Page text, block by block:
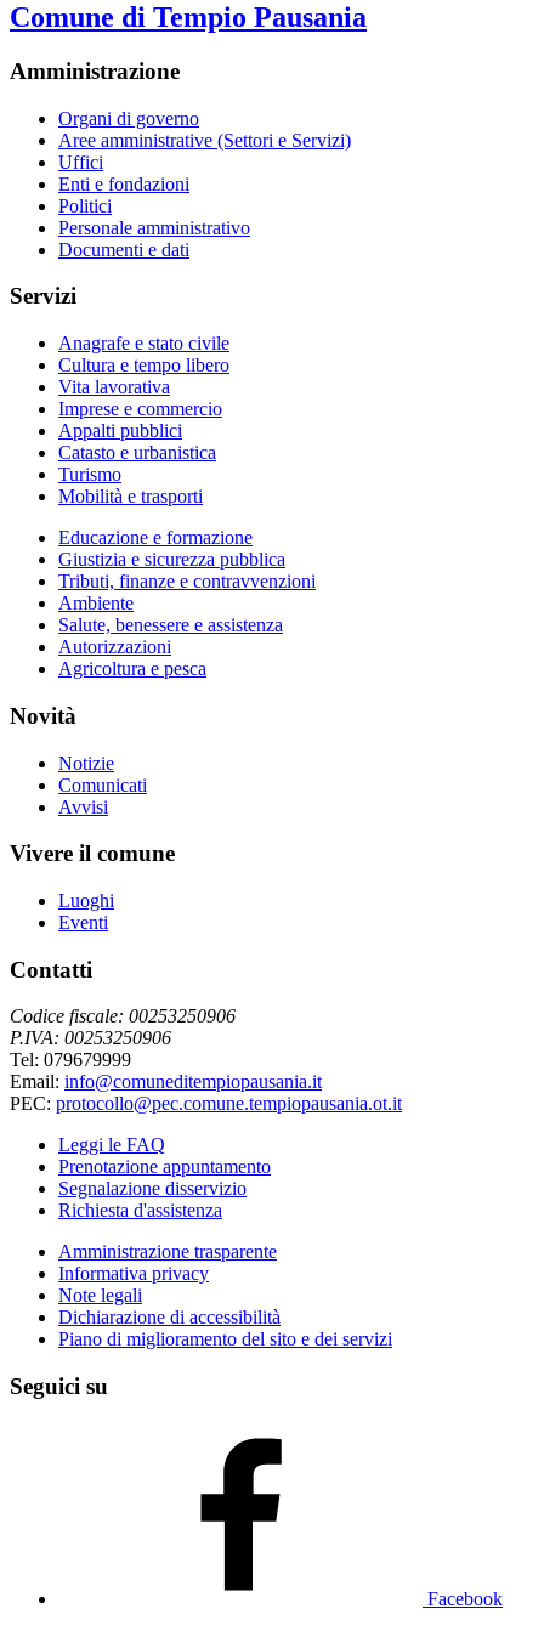
Comune di Tempio Pausania
Amministrazione
Organi di governo
Aree amministrative (Settori e Servizi)
Uffici
Enti e fondazioni
Politici
Personale amministrativo
Documenti e dati
Servizi
Anagrafe e stato civile
Cultura e tempo libero
Vita lavorativa
Imprese e commercio
Appalti pubblici
Catasto e urbanistica
Turismo
Mobilità e trasporti
Educazione e formazione
Giustizia e sicurezza pubblica
Tributi, finanze e contravvenzioni
Ambiente
Salute, benessere e assistenza
Autorizzazioni
Agricoltura e pesca
Novità
Notizie
Comunicati
Avvisi
Vivere il comune
Luoghi
Eventi
Contatti
Codice fiscale: 00253250906
P.IVA: 00253250906
Tel: 079679999
Email: info@comuneditempiopausania.it
PEC: protocollo@pec.comune.tempiopausania.ot.it
Leggi le FAQ
Prenotazione appuntamento
Segnalazione disservizio
Richiesta d'assistenza
Amministrazione trasparente
Informativa privacy
Note legali
Dichiarazione di accessibilità
Piano di miglioramento del sito e dei servizi
Seguici su
Facebook